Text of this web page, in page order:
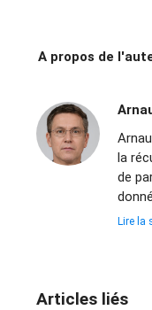
A propos de
la
de
Lire la
Articles liés